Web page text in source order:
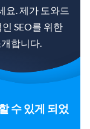
요. 제가 도와드
SEO를 위한
합니다.
수 있게 되었